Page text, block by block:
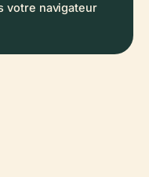
votre navigateur